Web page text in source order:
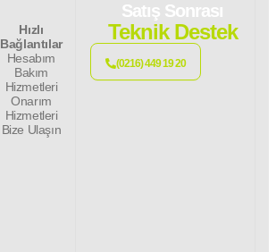
Hızlı
Bağlantılar
Hesabım
Bakım
Hizmetleri
Onarım
Hizmetleri
Bize Ulaşın
Satış Sonrası
Teknik Destek
(0216) 449 19 20